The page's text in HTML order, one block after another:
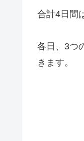
合計4日間
各日、3つ
きます。